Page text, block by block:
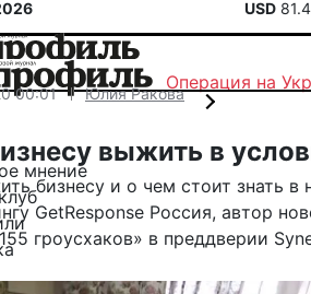
USD
мнение
Операция на
00:01 Юлия Ракова
выжить в
бизнесу и о чем стоит знать
GetResponse Россия, автор
гроусхаков» в преддверии